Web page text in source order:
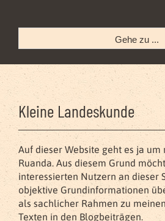
Gehe zu ...
Kleine Landeskunde
Auf dieser Website geht es ja um
Ruanda. Aus diesem Grund
interessierten Nutzern an dieser
objektive Grundinformationen
als sachlicher Rahmen zu
Texten in den Blogbeiträgen.